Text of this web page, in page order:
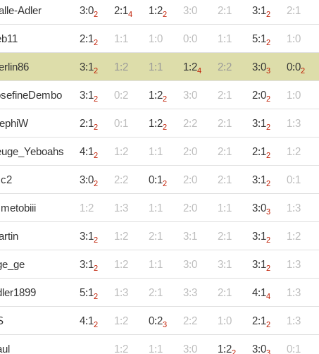
Adler 3:02 2:14 1:22 3:0 2:1 3:12 2:1
2:12 1:1 1:0 0:0 1:1 5:12 1:0
3:12 1:2 1:1 1:24 2:2 3:03 0:02
3:12 0:2 1:22 3:0 2:1 2:02 1:0
2:12 0:1 1:22 2:2 2:1 3:12 1:3
4:12 1:2 1:1 2:0 2:1 2:12 1:2
3:02 2:2 0:12 2:0 2:1 3:12 0:1
1:2 1:3 1:1 2:0 1:1 3:03 1:3
3:12 1:2 2:1 3:1 2:1 3:12 1:2
3:12 1:2 1:1 3:0 3:1 3:12 1:3
5:12 1:3 2:1 3:3 2:1 4:14 1:3
4:12 1:2 0:23 2:2 1:0 2:12 1:3
1:2 1:1 3:0 1:2 3:0 0:1